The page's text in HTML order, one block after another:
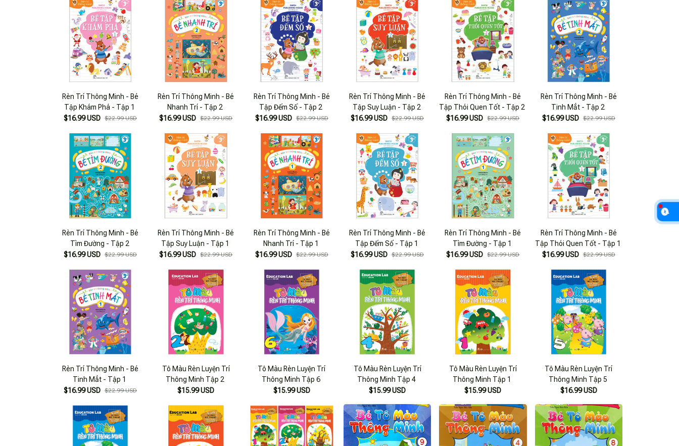
Rèn Trí Thông Minh - Bé
Tập Khám Phá - Tập 1
$16.99 USD $22.99 USD
Rèn Trí Thông Minh - Bé
Nhanh Trí - Tập 2
$16.99 USD
$22.99 USD
Rèn Trí Thông Minh - Bé
Tập Đếm Số - Tập 2
$16.99 USD $22.99 USD
Rèn Trí Thông Minh - Bé
Tập Suy Luận - Tập 2
$16.99 USD $22.99 USD
Rèn Trí Thông Minh - Bé
Tập Thói Quen Tốt - Tập 2
$16.99 USD
$22.99 USD
Rèn Trí Thông Minh - Bé
Tinh Mắt - Tập 2
$16.99 USD $22.99 USD
Rèn Trí Thông Minh - Bé
Tìm Đường - Tập 2
$16.99 USD $22.99 USD
Rèn Trí Thông Minh - Bé
Tập Suy Luận - Tập 1
$16.99 USD
$22.99 USD
Rèn Trí Thông Minh - Bé
Nhanh Trí - Tập 1
$16.99 USD $22.99 USD
Rèn Trí Thông Minh - Bé
Tập Đếm Số - Tập 1
$16.99 USD $22.99 USD
Rèn Trí Thông Minh - Bé
Tìm Đường - Tập 1
$16.99 USD
$22.99 USD
Rèn Trí Thông Minh - Bé
Tập Thói Quen Tốt - Tập 1
$16.99 USD $22.99 USD
Rèn Trí Thông Minh - Bé
Tinh Mắt - Tập 1
$16.99 USD $22.99 USD
Tô Màu Rèn Luyện Trí
Thông Minh Tập 2
$15.99 USD
Tô Màu Rèn Luyện Trí
Thông Minh Tập 6
$15.99 USD
Tô Màu Rèn Luyện Trí
Thông Minh Tập 4
$15.99 USD
Tô Màu Rèn Luyện Trí
Thông Minh Tập 1
$15.99 USD
Tô Màu Rèn Luyện Trí
Thông Minh Tập 5
$16.99 USD